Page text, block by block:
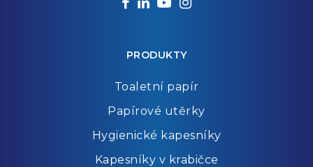
PRODUKTY
Toaletní papír
Papírové utěrky
Hygienické kapesníky
Kapesníky v krabičce